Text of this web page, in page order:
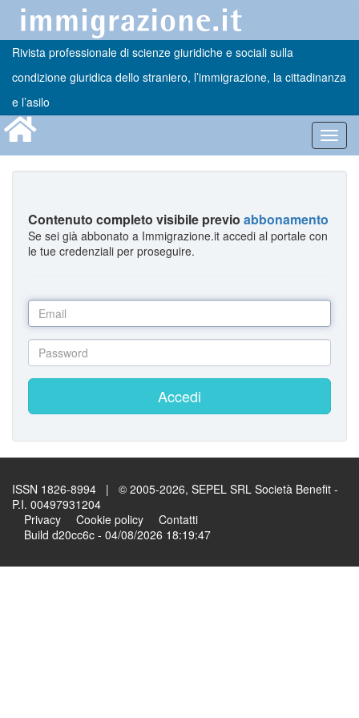
Rivista professionale di scienze giuridiche e sociali sulla
condizione giuridica dello straniero, l’immigrazione, la cittadinanza
e l’asilo
Contenuto completo visibile previo abbonamento
Se sei già abbonato a Immigrazione.it accedi al portale con
le tue credenziali per proseguire.
Accedi
ISSN 1826-8994 | © 2005-2026, SEPEL SRL Società Benefit -
P.I. 00497931204
Privacy
Cookie policy
Contatti
Build d20cc6c - 04/08/2026 18:19:47